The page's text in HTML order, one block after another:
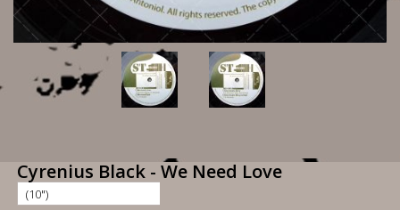
Cyrenius Black - We Need Love